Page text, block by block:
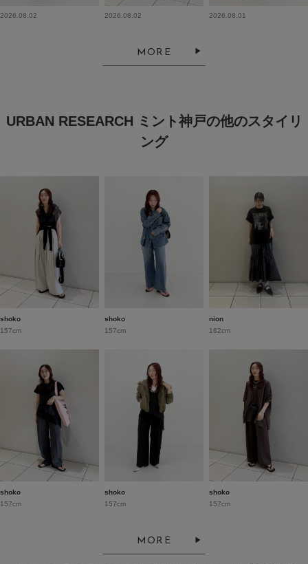
2026.08.02 2026.08.02 2026.08.01
MORE
URBAN RESEARCH ミント神戸の他のスタイリ
ング
shoko
157cm
shoko
157cm
nion
162cm
shoko
157cm
shoko
157cm
shoko
157cm
MORE